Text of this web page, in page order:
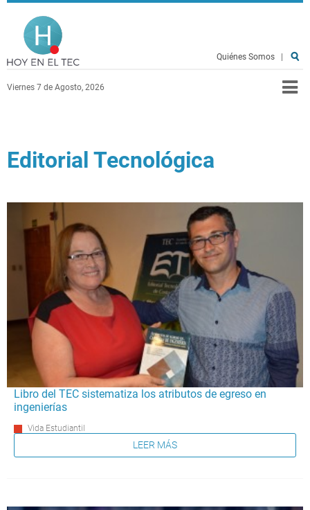
Pasar al contenido principal
Viernes 7 de Agosto, 2026
Quiénes Somos
Editorial Tecnológica
Libro del TEC sistematiza los atributos de egreso en
ingenierías
Vida Estudiantil
LEER MÁS